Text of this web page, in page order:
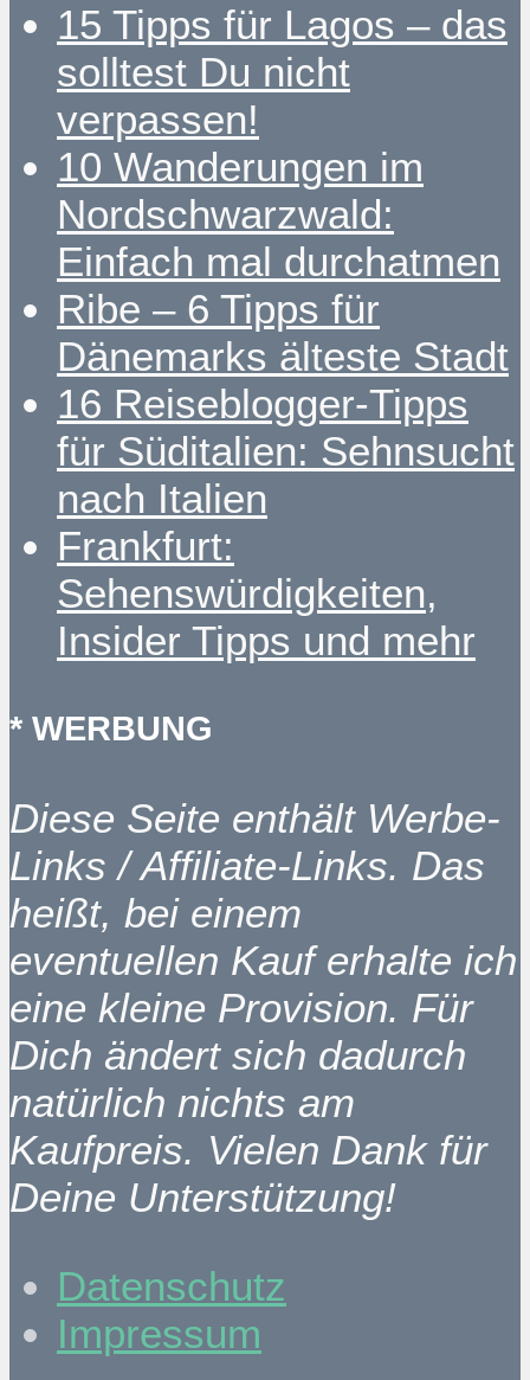
15 Tipps für Lagos – das
solltest Du nicht
verpassen!
10 Wanderungen im
Nordschwarzwald:
Einfach mal durchatmen
Ribe – 6 Tipps für
Dänemarks älteste Stadt
16 Reiseblogger-Tipps
für Süditalien: Sehnsucht
nach Italien
Frankfurt:
Sehenswürdigkeiten,
Insider Tipps und mehr
* WERBUNG
Diese Seite enthält Werbe-
Links / Affiliate-Links. Das
heißt, bei einem
eventuellen Kauf erhalte ich
eine kleine Provision. Für
Dich ändert sich dadurch
natürlich nichts am
Kaufpreis. Vielen Dank für
Deine Unterstützung!
Datenschutz
Impressum